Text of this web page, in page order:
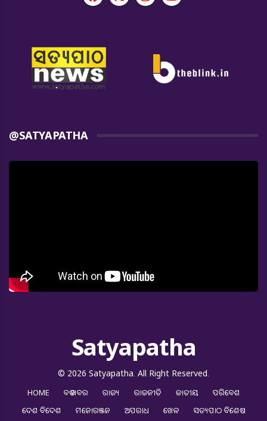
@SATYAPATHA
Satyapatha
© 2026 Satyapatha. All Right Reserved.
HOME ବଡ ଖବର ରାଜ୍ୟ ରାଜନୀତି ଜାତୀୟ
ପରିବେଶ
ଦେଶ ବିଦେଶ
ମନୋରଞ୍ଜନ ଅପରାଧ ଖେଳ ସତ୍ୟପାଠ ବିଶେଷ